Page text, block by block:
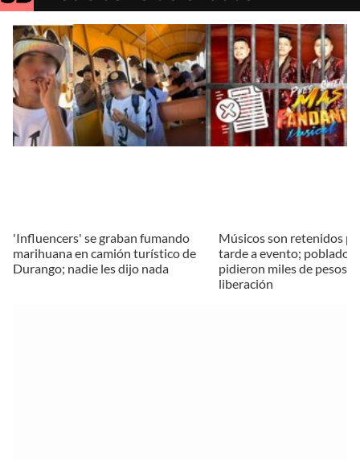
'Influencers' se graban fumando
marihuana en camión turístico de
Durango; nadie les dijo nada
Músicos son retenidos
tarde a evento;
pidieron miles de pesos
liberación